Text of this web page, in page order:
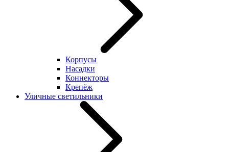
Корпусы
Насадки
Коннекторы
Крепёж
Уличные светильники